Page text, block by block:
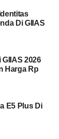
Di GIIAS
2026
Harga Rp
E5 Plus Di